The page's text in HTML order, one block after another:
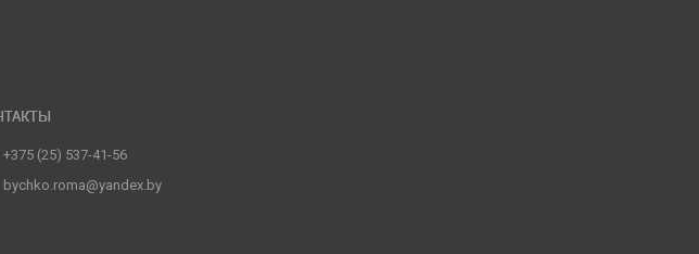
+375 (25) 537-41-56
bychko.roma@yandex.by